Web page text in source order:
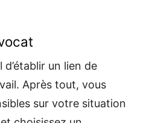
un lien de
Après tout, vous
sur votre situation